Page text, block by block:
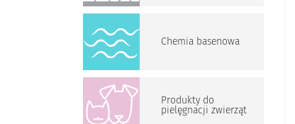
Chemia basenowa
Produkty do
pielęgnacji zwierząt